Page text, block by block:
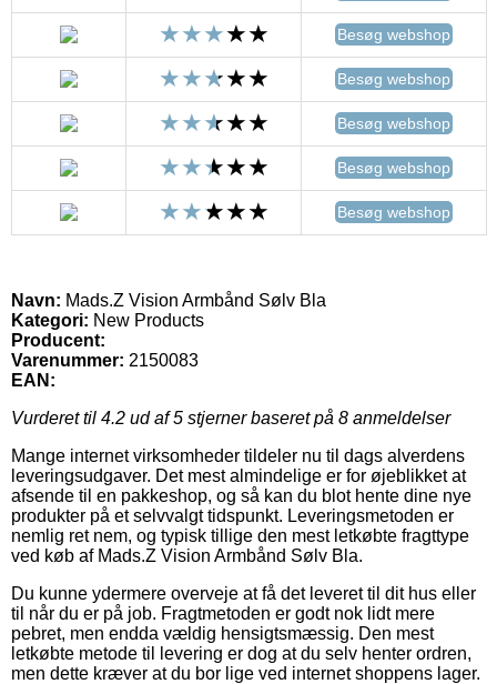
Besøg webshop
Besøg webshop
Besøg webshop
Besøg webshop
Besøg webshop
Navn: Mads.Z Vision Armbånd Sølv Bla
Kategori: New Products
Producent:
Varenummer: 2150083
EAN:
Vurderet til 4.2 ud af 5 stjerner baseret på 8 anmeldelser
Mange internet virksomheder tildeler nu til dags alverdens
leveringsudgaver. Det mest almindelige er for øjeblikket at
afsende til en pakkeshop, og så kan du blot hente dine nye
produkter på et selvvalgt tidspunkt. Leveringsmetoden er
nemlig ret nem, og typisk tillige den mest letkøbte fragttype
ved køb af Mads.Z Vision Armbånd Sølv Bla.
Du kunne ydermere overveje at få det leveret til dit hus eller
til når du er på job. Fragtmetoden er godt nok lidt mere
pebret, men endda vældig hensigtsmæssig. Den mest
letkøbte metode til levering er dog at du selv henter ordren,
men dette kræver at du bor lige ved internet shoppens lager.